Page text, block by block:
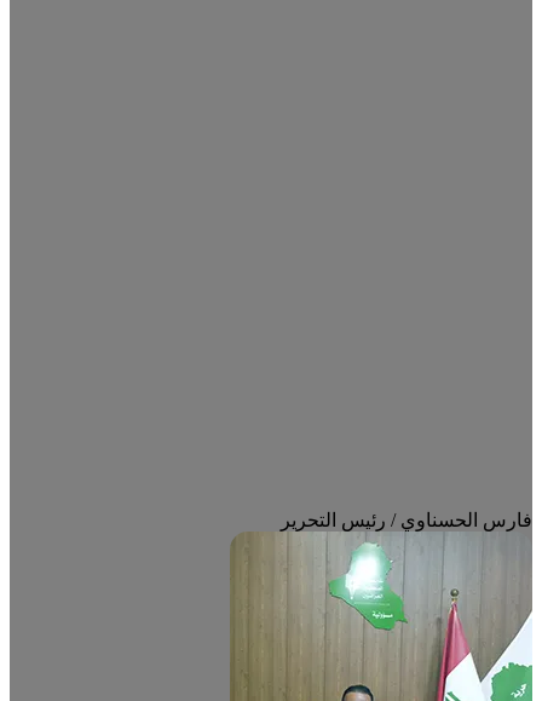
فارس الحسناوي / رئيس التحرير